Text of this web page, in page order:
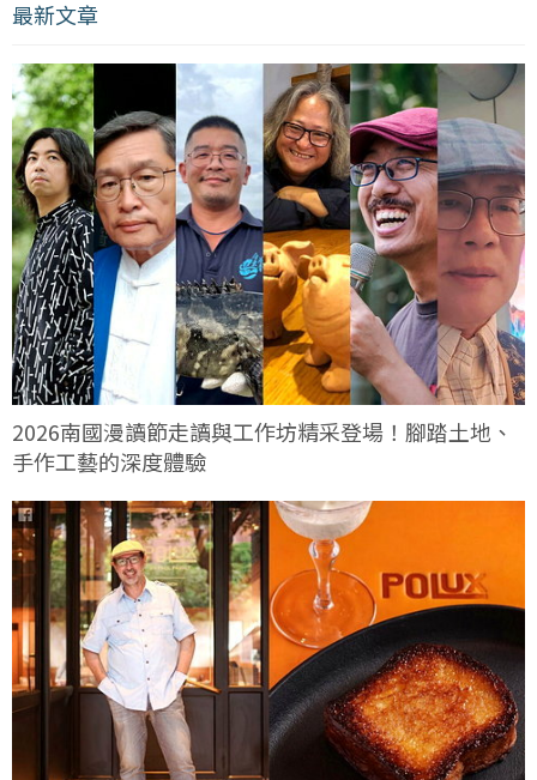
最新文章
2026南國漫讀節走讀與工作坊精采登場！腳踏土地、
手作工藝的深度體驗